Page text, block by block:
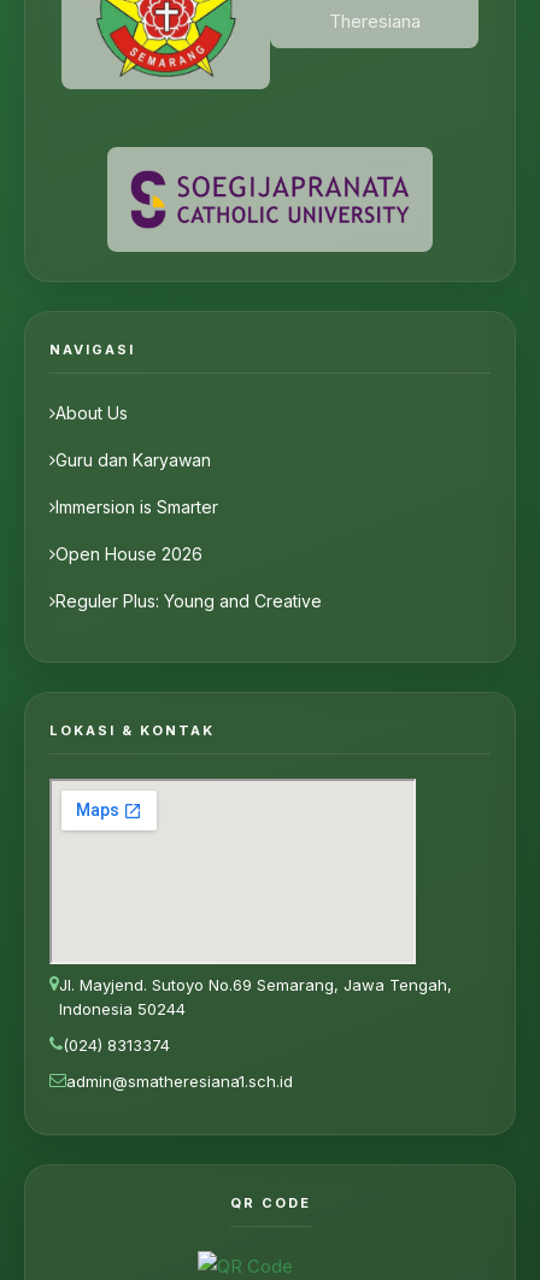
NAVIGASI
About Us
Guru dan Karyawan
Immersion is Smarter
Open House 2026
Reguler Plus: Young and Creative
LOKASI & KONTAK
Jl. Mayjend. Sutoyo No.69 Semarang, Jawa Tengah,
Indonesia 50244
(024) 8313374
admin@smatheresiana1.sch.id
QR CODE